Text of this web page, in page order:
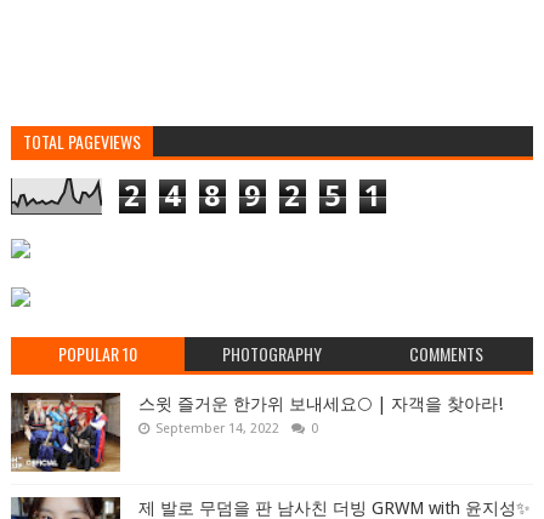
TOTAL PAGEVIEWS
2 4 8 9 2 5 1
POPULAR 10 PHOTOGRAPHY COMMENTS
스윗 즐거운 한가위 보내세요🌕 | 자객을 찾아라!
September 14, 2022 0
제 발로 무덤을 판 남사친 더빙 GRWM with 윤지성✨